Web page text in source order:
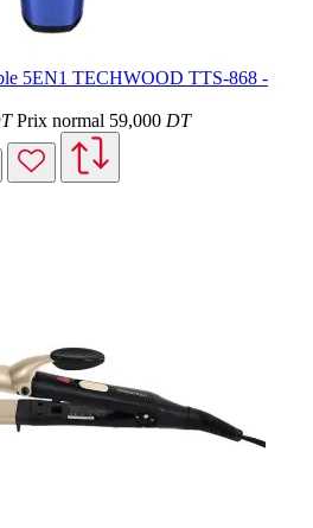
5EN1 TECHWOOD TTS-868 -
Prix normal 59,000 DT